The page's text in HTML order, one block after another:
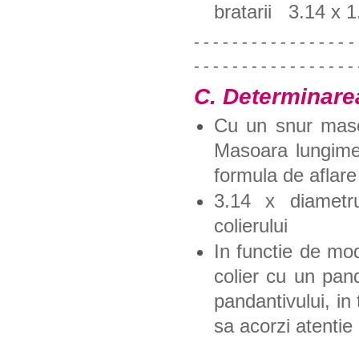
bratarii 3.14 x
- - - - - - - - - - - - - - - -
- - - - - - - - - - - - - - - -
C.
Cu un snur
Masoara
formula de
3.14 x
colierului
In functie de
colier cu un
pandantivului,
sa acorzi